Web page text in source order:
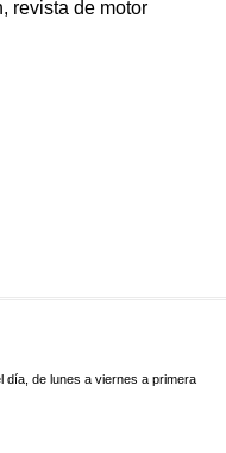
revista de motor
día, de lunes a viernes a primera